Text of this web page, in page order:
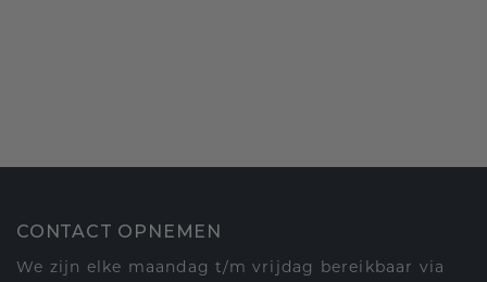
CONTACT OPNEMEN
We zijn elke maandag t/m vrijdag bereikbaar via